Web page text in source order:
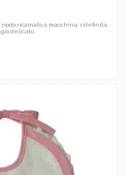
ricamato a macchina, ridefinita
delicato.